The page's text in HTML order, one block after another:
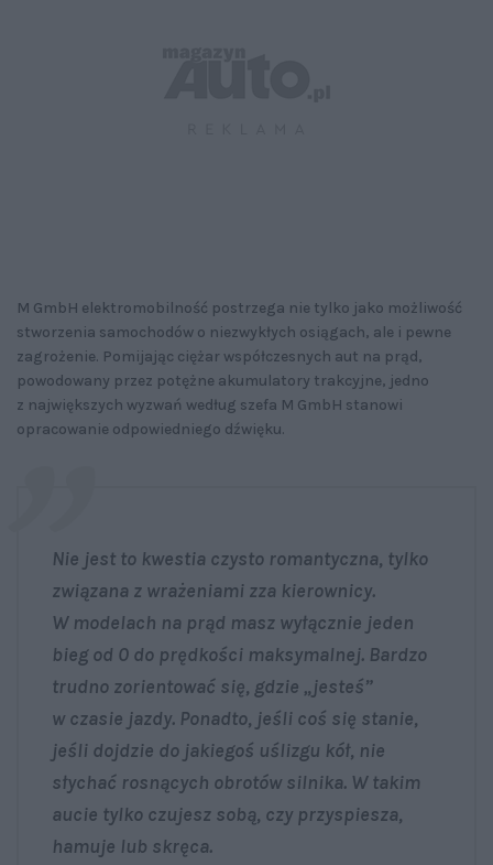
M GmbH elektromobilność postrzega nie tylko jako możliwość
stworzenia samochodów o niezwykłych osiągach, ale i pewne
zagrożenie. Pomijając ciężar współczesnych aut na prąd,
powodowany przez potężne akumulatory trakcyjne, jedno
z największych wyzwań według szefa M GmbH stanowi
opracowanie odpowiedniego dźwięku.
Nie jest to kwestia czysto romantyczna, tylko
związana z wrażeniami zza kierownicy.
W modelach na prąd masz wyłącznie jeden
bieg od 0 do prędkości maksymalnej. Bardzo
trudno zorientować się, gdzie „jesteś”
w czasie jazdy. Ponadto, jeśli coś się stanie,
jeśli dojdzie do jakiegoś uślizgu kół, nie
słychać rosnących obrotów silnika. W takim
aucie tylko czujesz sobą, czy przyspiesza,
hamuje lub skręca.